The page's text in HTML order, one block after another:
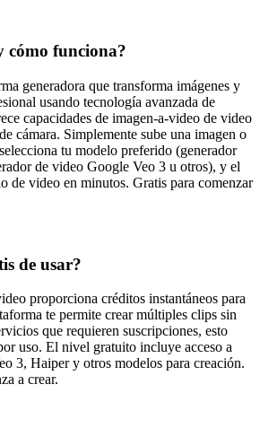
cómo funciona?
generadora que transforma imágenes y
usando tecnología avanzada de
capacidades de imagen-a-video de video
cámara. Simplemente sube una imagen o
tu modelo preferido (generador
de video Google Veo 3 u otros), y el
de video en minutos. Gratis para comenzar
de usar?
proporciona créditos instantáneos para
te permite crear múltiples clips sin
que requieren suscripciones, esto
uso. El nivel gratuito incluye acceso a
3, Haiper y otros modelos para creación.
a crear.